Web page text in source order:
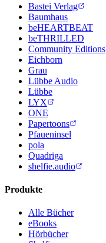
Bastei Verlag
Baumhaus
beHEARTBEAT
beTHRILLED
Community Editions
Eichborn
Grau
Lübbe Audio
Lübbe
LYX
ONE
Papertoons
Pfaueninsel
pola
Quadriga
shelfie.audio
Produkte
Alle Bücher
eBooks
Hörbücher